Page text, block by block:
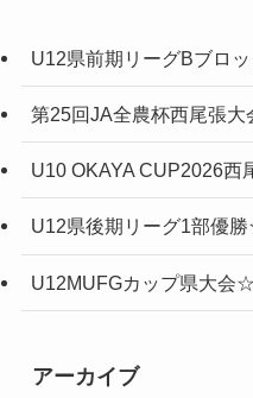
U12県前期リーグBブロ
第25回JA全農杯西尾張
U10 OKAYA CUP2026
U12県後期リーグ1部優
U12MUFGカップ県大会☆
アーカイブ